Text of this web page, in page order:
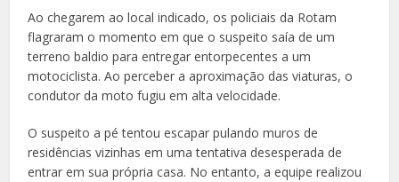
Ao chegarem ao local indicado, os policiais da Rotam
flagraram o momento em que o suspeito saía de um
terreno baldio para entregar entorpecentes a um
motociclista. Ao perceber a aproximação das viaturas, o
condutor da moto fugiu em alta velocidade.
O suspeito a pé tentou escapar pulando muros de
residências vizinhas em uma tentativa desesperada de
entrar em sua própria casa. No entanto, a equipe realizou